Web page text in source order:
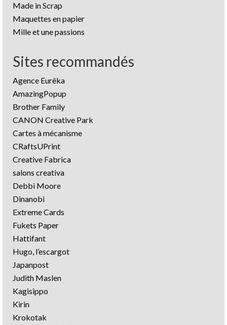
Made in Scrap
Maquettes en papier
Mille et une passions
Sites recommandés
Agence Eurêka
AmazingPopup
Brother Family
CANON Creative Park
Cartes à mécanisme
CRaftsUPrint
Creative Fabrica
salons creativa
Debbi Moore
Dinanobi
Extreme Cards
Fukets Paper
Hattifant
Hugo, l’escargot
Japanpost
Judith Maslen
Kagisippo
Kirin
Krokotak